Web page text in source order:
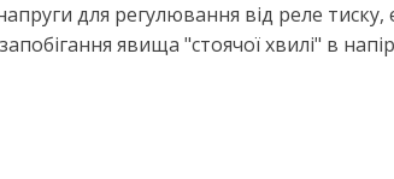
для регулювання від реле
явища "стоячої хвилі" в